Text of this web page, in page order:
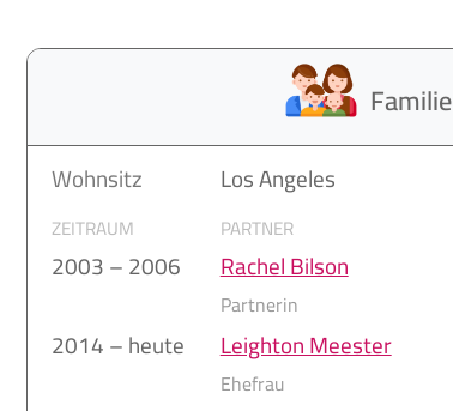
Wohnsitz Los Angeles
ZEITRAUM PARTNER
2003 – 2006 Rachel Bilson
Partnerin
2014 – heute Leighton Meester
Ehefrau